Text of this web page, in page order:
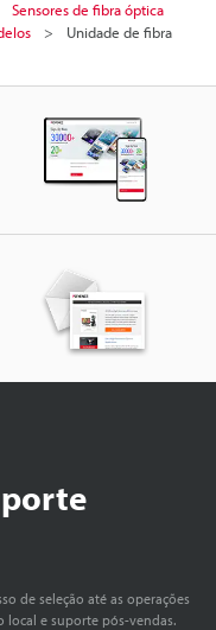
Sensores de fibra óptica
Unidade de fibra
de seleção até as operações
local e suporte pós-vendas.